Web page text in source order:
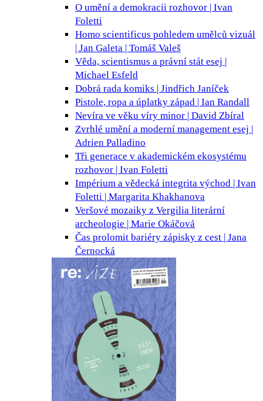
O umění a demokracii rozhovor | Ivan
Foletti
Homo scientificus pohledem umělců vizuál
| Jan Galeta | Tomáš Valeš
Věda, scientismus a právní stát esej |
Michael Esfeld
Dobrá rada komiks | Jindřich Janíček
Pistole, ropa a úplatky západ | Ian Randall
Nevíra ve věku víry minor | David Zbíral
Zvrhlé umění a moderní management esej |
Adrien Palladino
Tři generace v akademickém ekosystému
rozhovor | Ivan Foletti
Impérium a vědecká integrita východ | Ivan
Foletti | Margarita Khakhanova
Veršové mozaiky z Vergilia literární
archeologie | Marie Okáčová
Čas prolomit bariéry zápisky z cest | Jana
Černocká